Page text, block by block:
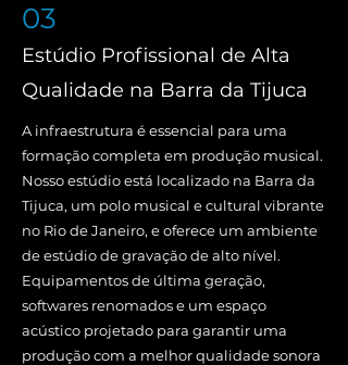
03
Estúdio Profissional de Alta
Qualidade na Barra da Tijuca
A infraestrutura é essencial para uma
formação completa em produção musical.
Nosso estúdio está localizado na Barra da
Tijuca, um polo musical e cultural vibrante
no Rio de Janeiro, e oferece um ambiente
de estúdio de gravação de alto nível.
Equipamentos de última geração,
softwares renomados e um espaço
acústico projetado para garantir uma
produção com a melhor qualidade sonora